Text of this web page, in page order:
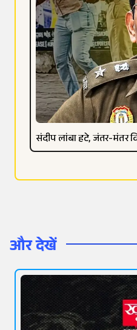
संदीप लांबा हटे, जंतर-मंतर
और देखें